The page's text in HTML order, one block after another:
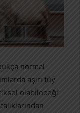
normal
aşırı tüy
olabileceği